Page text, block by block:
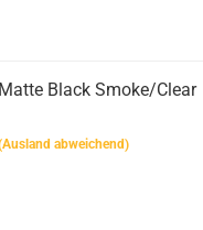
Black Smoke/Clear
abweichend)